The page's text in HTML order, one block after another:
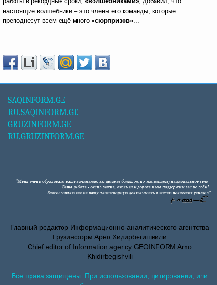
настоящие волшебники – это члены его команды, которые
преподнесут всем ещё много «сюрпризов»...
SAQINFORM.GE
RU.SAQINFORM.GE
GRUZINFORM.GE
RU.GRUZINFORM.GE
Главный редактор Информационно-аналитического агентства
Грузинформ Арно Хидирбегишвили
Chief editor of Information agency GEOINFORM Arno
Khidirbegishvili
Все права защищены. При использовании, цитировании, или